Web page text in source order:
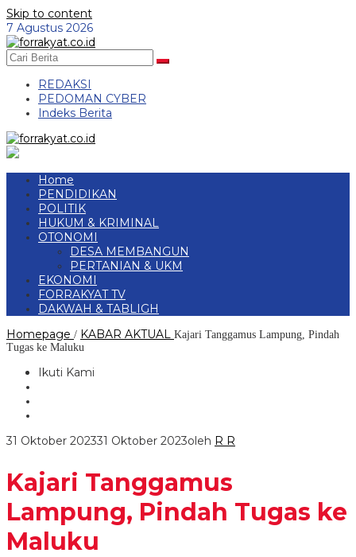
Skip to content
7 Agustus 2026
REDAKSI
PEDOMAN CYBER
Indeks Berita
Home
PENDIDIKAN
POLITIK
HUKUM & KRIMINAL
OTONOMI
DESA MEMBANGUN
PERTANIAN & UKM
EKONOMI
FORRAKYAT TV
DAKWAH & TABLIGH
Homepage / KABAR AKTUAL Kajari Tanggamus Lampung, Pindah
Tugas ke Maluku
Ikuti Kami
31 Oktober 202331 Oktober 2023oleh R R
Kajari Tanggamus
Lampung, Pindah Tugas ke
Maluku